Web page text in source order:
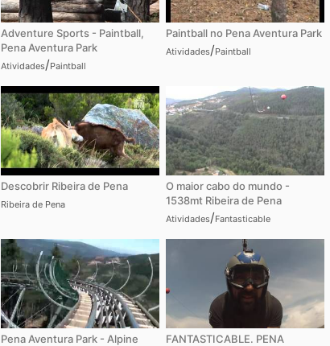
Adventure Sports - Paintball,
Pena Aventura Park
Atividades/Paintball
Paintball no Pena Aventura Park
Atividades/Paintball
Descobrir Ribeira de Pena
Ribeira de Pena
O maior cabo do mundo -
1538mt Ribeira de Pena
Atividades/Fantasticable
Pena Aventura Park - Alpine
FANTASTICABLE. PENA